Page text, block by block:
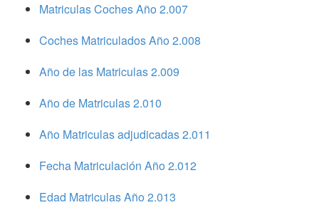
Matriculas Coches Año 2.007
Coches Matriculados Año 2.008
Año de las Matriculas 2.009
Año de Matriculas 2.010
Año Matriculas adjudicadas 2.011
Fecha Matriculación Año 2.012
Edad Matriculas Año 2.013